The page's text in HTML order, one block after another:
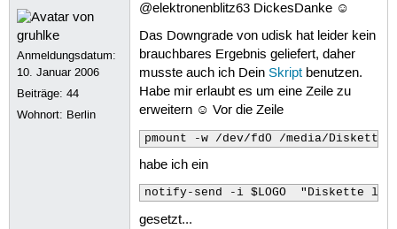
Anmeldungsdatum:
10. Januar 2006
Beiträge:44
Wohnort: Berlin
@elektronenblitz63 DickesDanke ☺
Das Downgrade von udisk hat leider kein
brauchbares Ergebnis geliefert, daher
musste auch ich Dein Skriptbenutzen.
Habe mir erlaubt es um eine Zeile zu
erweitern ☺ Vor die Zeile
pmount -w /dev/fd0 /media/Diskette
habe ich ein
notify-send -i $LOGO  "Diskette
gesetzt...